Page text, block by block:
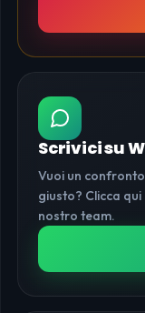
Scrivici su
Vuoi un
giusto? Clicca
nostro team.